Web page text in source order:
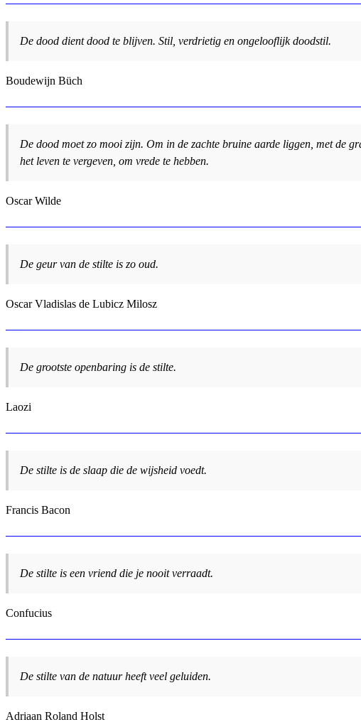
De dood dient dood te blijven. Stil, verdrietig en ongelooflijk doodstil.
Boudewijn Büch
De dood moet zo mooi zijn. Om in de zachte bruine aarde liggen, met de
het leven te vergeven, om vrede te hebben.
Oscar Wilde
De geur van de stilte is zo oud.
Oscar Vladislas de Lubicz Milosz
De grootste openbaring is de stilte.
Laozi
De stilte is de slaap die de wijsheid voedt.
Francis Bacon
De stilte is een vriend die je nooit verraadt.
Confucius
De stilte van de natuur heeft veel geluiden.
Adriaan Roland Holst